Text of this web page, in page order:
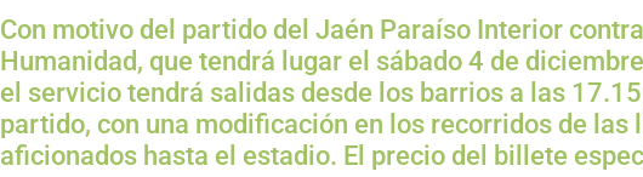
Con motivo del partido del Jaén Paraíso Interior
Humanidad, que tendrá lugar el sábado 4 de
el servicio tendrá salidas desde los barrios a las
partido, con una modificación en los recorridos de las
aficionados hasta el estadio. El precio del billete